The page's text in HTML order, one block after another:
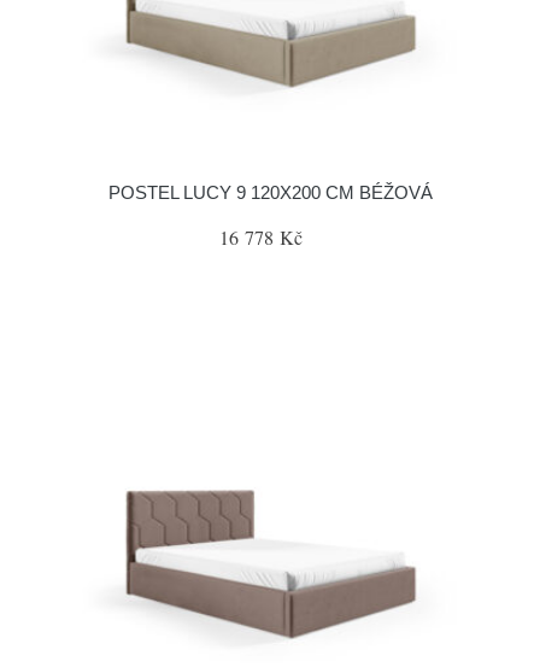
POSTEL LUCY 9 120X200 CM BÉŽOVÁ
16 778 Kč